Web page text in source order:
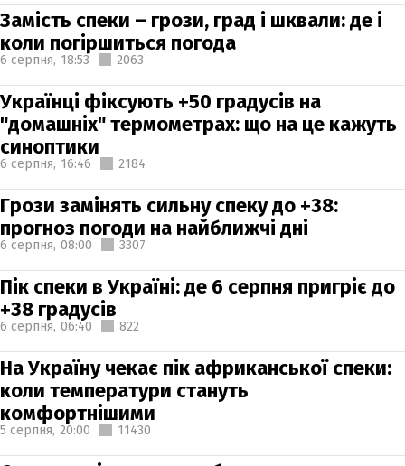
Замість спеки – грози, град і шквали: де і
коли погіршиться погода
6 серпня, 18:53 2063
Українці фіксують +50 градусів на
"домашніх" термометрах: що на це кажуть
синоптики
6 серпня, 16:46 2184
Грози замінять сильну спеку до +38:
прогноз погоди на найближчі дні
6 серпня, 08:00 3307
Пік спеки в Україні: де 6 серпня пригріє до
+38 градусів
6 серпня, 06:40 822
На Україну чекає пік африканської спеки:
коли температури стануть
комфортнішими
5 серпня, 20:00 11430